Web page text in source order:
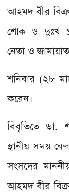
আহমদ বীর
শোক ও দুঃখ
নেতা ও
শনিবার (২৮
করেন।
বিবৃতিতে
স্থানীয় সময়
সংসদের
আহমদ বীর